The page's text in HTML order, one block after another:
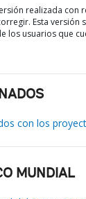
realizada con
Esta versión
los usuarios que
con los
MUNDIAL